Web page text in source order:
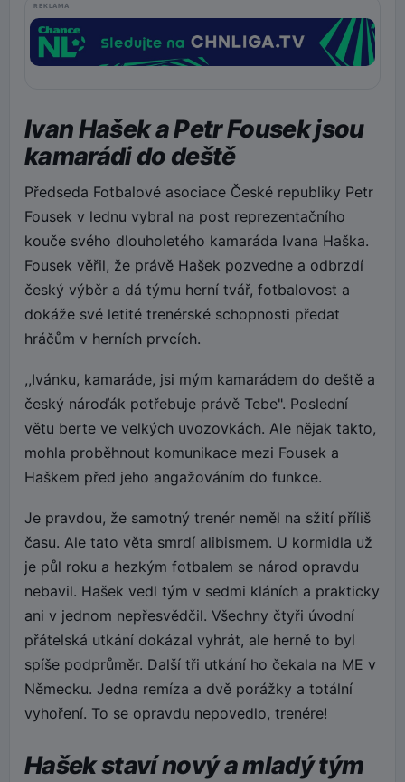
REKLAMA
Ivan Hašek a Petr Fousek jsou
kamarádi do deště
Předseda Fotbalové asociace České republiky Petr
Fousek v lednu vybral na post reprezentačního
kouče svého dlouholetého kamaráda Ivana Haška.
Fousek věřil, že právě Hašek pozvedne a odbrzdí
český výběr a dá týmu herní tvář, fotbalovost a
dokáže své letité trenérské schopnosti předat
hráčům v herních prvcích.
,,Ivánku, kamaráde, jsi mým kamarádem do deště a
český nároďák potřebuje právě Tebe". Poslední
větu berte ve velkých uvozovkách. Ale nějak takto,
mohla proběhnout komunikace mezi Fousek a
Haškem před jeho angažováním do funkce.
Je pravdou, že samotný trenér neměl na sžití příliš
času. Ale tato věta smrdí alibismem. U kormidla už
je půl roku a hezkým fotbalem se národ opravdu
nebavil. Hašek vedl tým v sedmi kláních a prakticky
ani v jednom nepřesvědčil. Všechny čtyři úvodní
přátelská utkání dokázal vyhrát, ale herně to byl
spíše podprůměr. Další tři utkání ho čekala na ME v
Německu. Jedna remíza a dvě porážky a totální
vyhoření. To se opravdu nepovedlo, trenére!
Hašek staví nový a mladý tým